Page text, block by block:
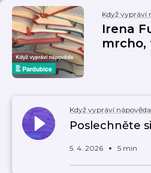
Když vypráví
Irena
mrcho,
Když vypráví nápověda
Poslechněte
5. 4. 2026 5 min